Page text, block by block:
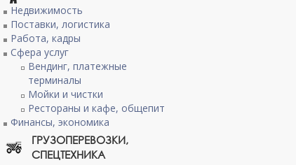
Недвижимость
Поставки, логистика
Работа, кадры
Сфера услуг
Вендинг, платежные
терминалы
Мойки и чистки
Рестораны и кафе, общепит
Финансы, экономика
ГРУЗОПЕРЕВОЗКИ,
СПЕЦТЕХНИКА